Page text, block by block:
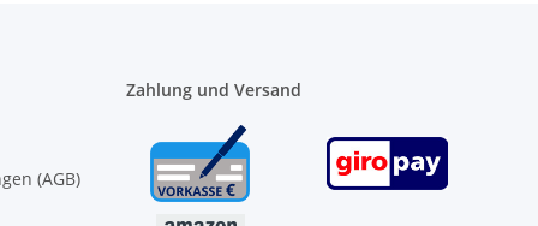
(AGB)
Zahlung und Versand